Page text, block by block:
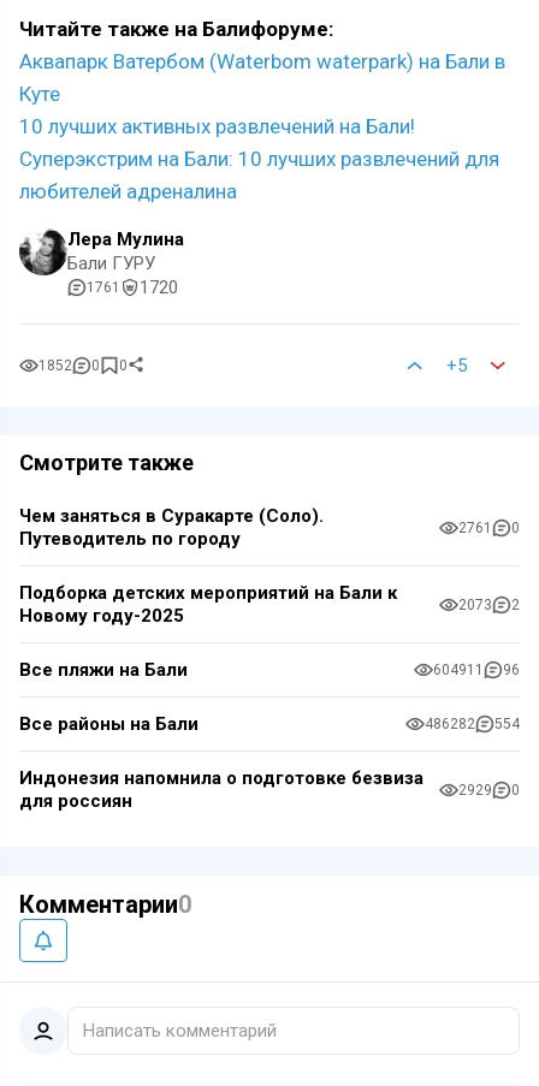
Читайте также на Балифоруме:
Аквапарк Ватербом (Waterbom waterpark) на Бали в
Куте
10 лучших активных развлечений на Бали!
Суперэкстрим на Бали: 10 лучших развлечений для
любителей адреналина
Лера Мулина
Бали ГУРУ
1761 1720
1852 0 0 +5
Смотрите также
Чем заняться в Суракарте (Соло).
Путеводитель по городу
2761 0
Подборка детских мероприятий на Бали к
Новому году-2025
2073 2
Все пляжи на Бали 604911 96
Все районы на Бали 486282 554
Индонезия напомнила о подготовке безвиза
для россиян
2929 0
Комментарии0
Написать комментарий